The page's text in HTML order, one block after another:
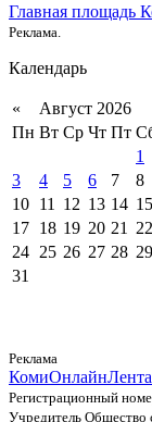
Главная площадь
Реклама.
Календарь
« Август 2026
Пн Вт Ср Чт Пт
1
3
4 5 6 7 8
10 11 12 13 14 15
17 18 19 20 21 22
24 25 26 27 28 29
31
Реклама
КомиОнлайнЛента
Регистрационный
Учредитель